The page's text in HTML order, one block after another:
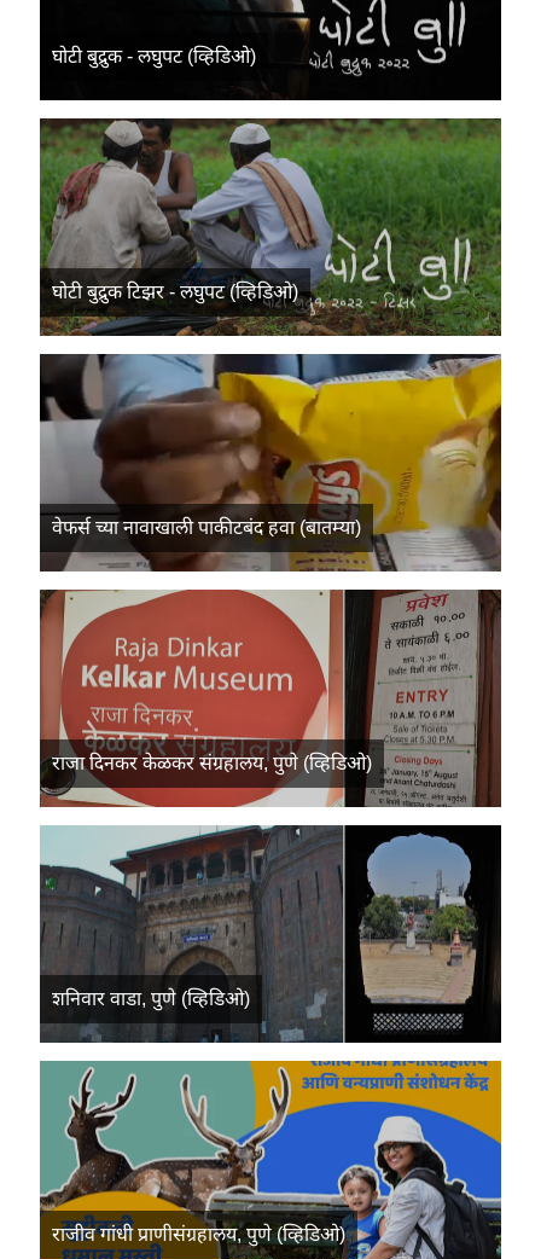
घोटी बुद्रुक - लघुपट (व्हिडिओ)
घोटी बुद्रुक टिझर - लघुपट (व्हिडिओ)
वेफर्स च्या नावाखाली पाकीटबंद हवा (बातम्या)
राजा दिनकर केळकर संग्रहालय, पुणे (व्हिडिओ)
शनिवार वाडा, पुणे (व्हिडिओ)
राजीव गांधी प्राणीसंग्रहालय, पुणे (व्हिडिओ)